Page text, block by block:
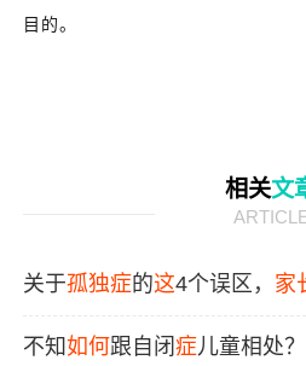
目的。
相关文
关于孤独症的这4个误区， 家
不知如何跟自闭症儿童相处？